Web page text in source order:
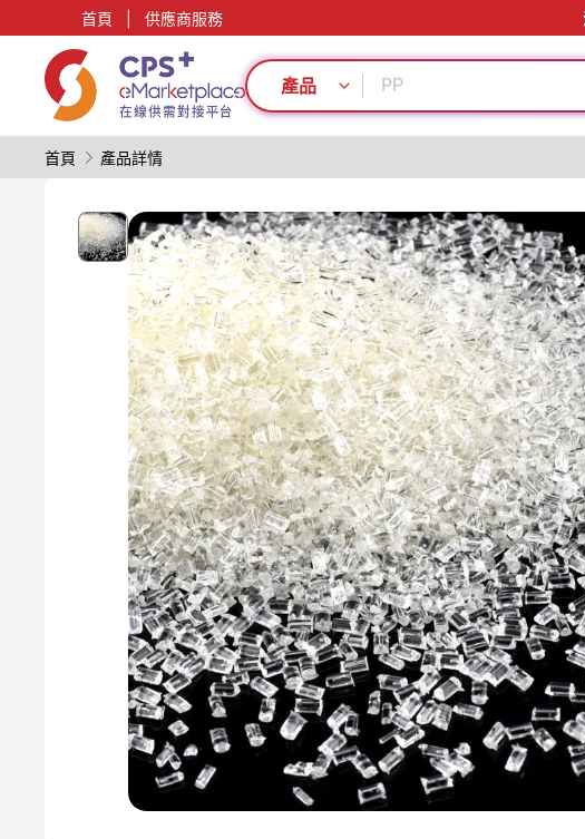
首頁 供應商服務
產品
PVC
PP
降低生產成本
薄壁注塑
再生料加工
節能
PET
綠色成型方案
PVC
PP
降低生產成本
薄壁注塑
模具
再生料加工
生物降解
首頁 產品詳情